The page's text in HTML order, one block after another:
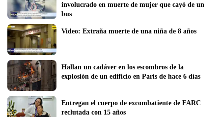
involucrado en muerte de mujer que cayó de un
bus
Hallan un cadáver en los escombros de la
explosión de un edificio en París de hace 6 días
Entregan el cuerpo de excombatiente de FARC
reclutada con 15 años